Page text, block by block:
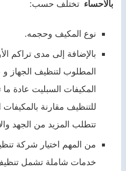
بالاحساء تختلف حسب:
نوع المكيف وحجمه.
بالإضافة إلى مدى تراكم
المطلوب لتنظيف الجهاز
المكيفات السبليت عادة
للتنظيف مقارنة بالمكيفات
تتطلب المزيد من الجهد
من المهم اختيار شركة
خدمات شاملة تشمل تنظيف